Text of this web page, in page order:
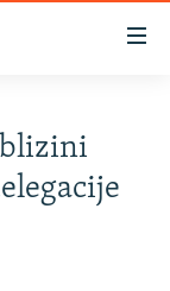
blizini